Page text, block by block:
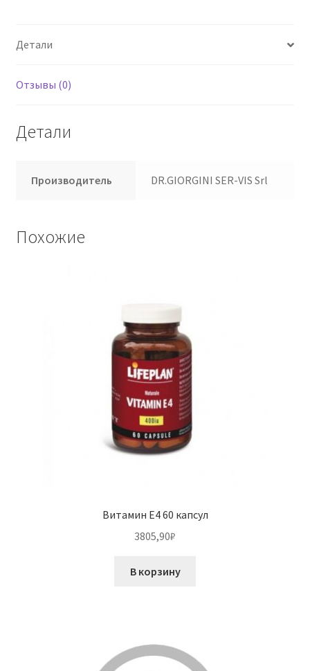
Детали
Отзывы (0)
Детали
Производитель DR.GIORGINI SER-VIS Srl
Похожие
Витамин E4 60 капсул
3805,90₽
В корзину